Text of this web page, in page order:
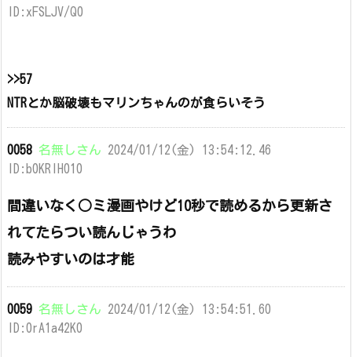
ID:xFSLJV/Q0
>>57
NTRとか脳破壊もマリンちゃんのが食らいそう
0058 名無しさん 2024/01/12(金) 13:54:12.46
ID:b0KRlH010
間違いなく○ミ漫画やけど10秒で読めるから更新さ
れてたらつい読んじゃうわ
読みやすいのは才能
0059 名無しさん 2024/01/12(金) 13:54:51.60
ID:0rA1a42K0